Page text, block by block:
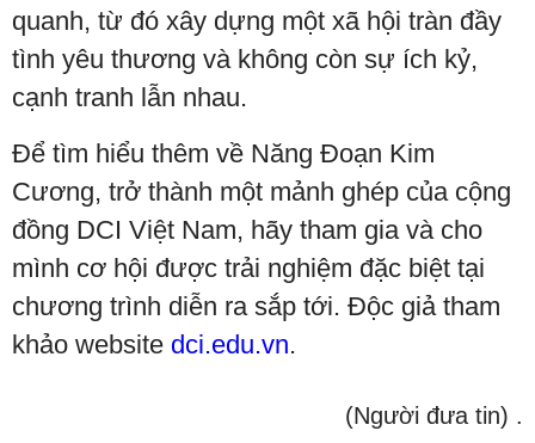
quanh, từ đó xây dựng một xã hội tràn đầy
tình yêu thương và không còn sự ích kỷ,
cạnh tranh lẫn nhau.
Để tìm hiểu thêm về Năng Đoạn Kim
Cương, trở thành một mảnh ghép của cộng
đồng DCI Việt Nam, hãy tham gia và cho
mình cơ hội được trải nghiệm đặc biệt tại
chương trình diễn ra sắp tới. Độc giả tham
khảo website dci.edu.vn.
(Người đưa tin) .